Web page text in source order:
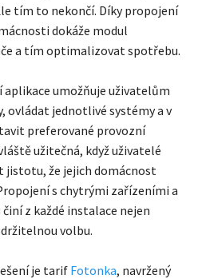
tím to nekončí. Díky propojení
dokáže modul
a tím optimalizovat spotřebu.
umožňuje uživatelům
jednotlivé systémy a v
preferované provozní
užitečná, když uživatelé
jistotu, že jejich domácnost
s chytrými zařízeními a
z každé instalace nejen
volbu.
je tarif Fotonka, navržený